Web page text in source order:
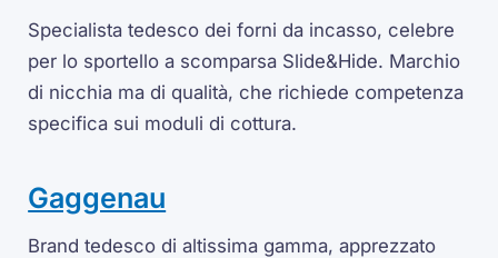
Specialista tedesco dei forni da incasso, celebre
per lo sportello a scomparsa Slide&Hide. Marchio
di nicchia ma di qualità, che richiede competenza
specifica sui moduli di cottura.
Gaggenau
Brand tedesco di altissima gamma, apprezzato